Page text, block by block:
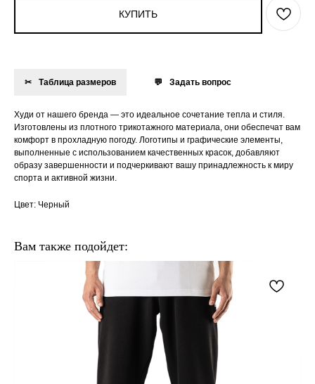
КУПИТЬ
Таблица размеров Задать вопрос
Худи от нашего бренда — это идеальное сочетание тепла и стиля.
Изготовлены из плотного трикотажного материала, они обеспечат вам
комфорт в прохладную погоду. Логотипы и графические элементы,
выполненные с использованием качественных красок, добавляют
образу завершенности и подчеркивают вашу принадлежность к миру
спорта и активной жизни.
Цвет: Черный
Вам также подойдет: